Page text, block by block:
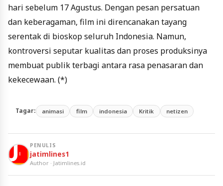
hari sebelum 17 Agustus. Dengan pesan persatuan
dan keberagaman, film ini direncanakan tayang
serentak di bioskop seluruh Indonesia. Namun,
kontroversi seputar kualitas dan proses produksinya
membuat publik terbagi antara rasa penasaran dan
kekecewaan. (*)
Tagar: animasi film indonesia Kritik netizen
PENULIS
jatimlines1
Author · Jatimlines.id